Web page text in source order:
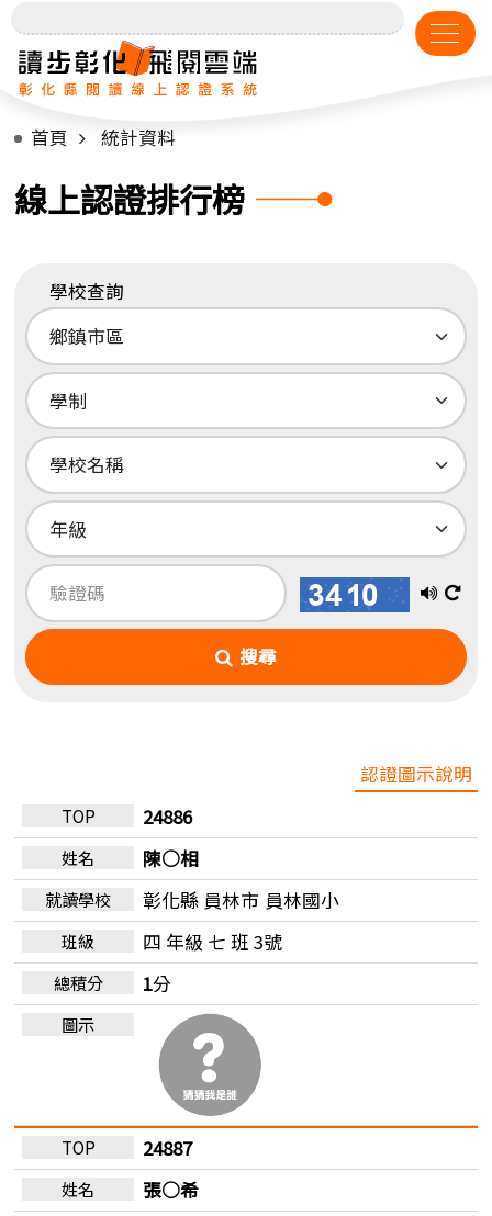
首頁 統計資料
線上認證排行榜
學校查詢
播
放
音
換
張
搜尋
認證圖示說明
24886
陳○相
彰化縣 員林市 員林國小
四 年級 七 班 3號
1分
24887
張○希